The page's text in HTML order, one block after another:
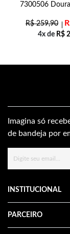
7300506
R$259,90
4x de R$
Imagina só
de bandeja por
INSTITUCIONAL
PARCEIRO